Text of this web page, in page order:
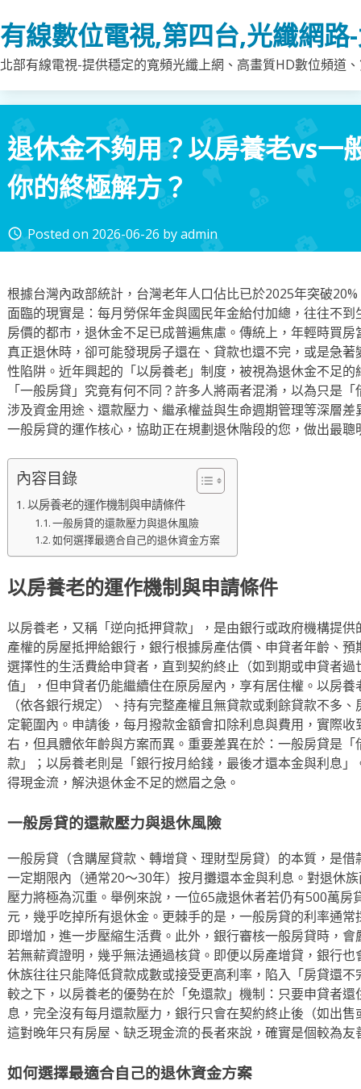
to
content
有線數位電視,第四台,光纖網路
北部有線電視-提供穩定的寬頻光纖上網、高畫質HD數位頻道
退休金不夠用？以房養老vs一
你的終極解方？
access_time Posted on 2026-06-26 byadmin
根據台灣內政部統計，台灣老年人口佔比已於2025年突破
面臨的現實是：每月勞保年金與國民年金給付加總，往往不
房價的都市，退休金不足已成普遍焦慮。傳統上，年輕時買
真正退休時，卻可能發現房子還在、貸款也還不完，或是急
性陷阱。近年興起的「以房養老」制度，被視為退休金不足
「一般房貸」究竟有何不同？許多人將兩者混淆，以為只是
涉及資金用途、還款壓力、繼承權益與生命週期管理等深層
一般房貸的運作核心，協助正在規劃退休階段的您，做出最聰
內容目錄
以房養老的運作機制與申請條件
一般房貸的還款壓力與退休風險
如何選擇最適合自己的退休資金方案
以房養老的運作機制與申請條件
以房養老，又稱「逆向抵押貸款」，是由銀行或政府機構提
產權的房屋抵押給銀行，銀行根據房產估價、申貸者年齡、
選擇性的生活費給申貸者，直到契約終止（如到期或申貸者
值」，但申貸者仍能繼續住在原房屋內，享有居住權。以房
（依各銀行規定）、持有完整產權且無貸款或剩餘貸款不多
定範圍內。申請後，每月撥款金額會扣除利息與費用，實際
右，但具體依年齡與方案而異。重要差異在於：一般房貸是
款」；以房養老則是「銀行按月給錢，最後才還本金與利息
得現金流，解決退休金不足的燃眉之急。
一般房貸的還款壓力與退休風險
一般房貸（含購屋貸款、轉增貸、理財型房貸）的本質，是
一定期限內（通常20～30年）按月攤還本金與利息。對退休
壓力將極為沉重。舉例來說，一位65歲退休者若仍有500萬房
元，幾乎吃掉所有退休金。更棘手的是，一般房貸的利率通
即增加，進一步壓縮生活費。此外，銀行審核一般房貸時，
若無薪資證明，幾乎無法通過核貸。即便以房產增貸，銀行
休族往往只能降低貸款成數或接受更高利率，陷入「房貸還
較之下，以房養老的優勢在於「免還款」機制：只要申貸者
息，完全沒有每月還款壓力，銀行只會在契約終止後（如出
這對晚年只有房屋、缺乏現金流的長者來說，確實是個較為友
如何選擇最適合自己的退休資金方案